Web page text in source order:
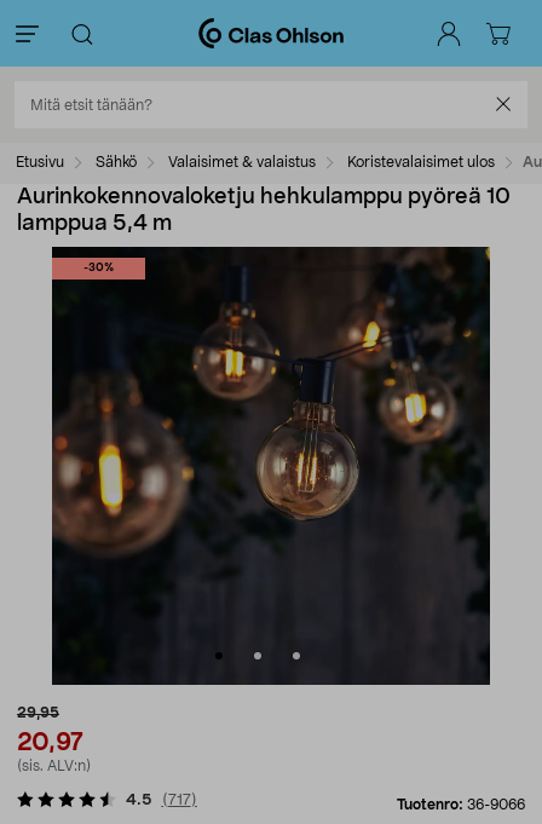
Etusivu Sähkö Valaisimet & valaistus Koristevalaisimet ulos
Aurinkokennovaloketju hehkulamppu pyöreä 10
lamppua 5,4 m
-30%
29,95
20,97
(sis. ALV:n)
Tuotenro: 36-9066
4.5 (717)